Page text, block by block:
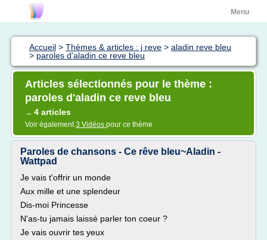
Menu
Accueil > Thèmes & articles : j reve > aladin reve bleu
> paroles d'aladin ce reve bleu
Articles sélectionnés pour le thème :
paroles d'aladin ce reve bleu
→ 4 articles
Voir également3 Vidéos pour ce thème
Paroles de chansons - Ce rêve bleu~Aladin -
Wattpad
Je vais t'offrir un monde
Aux mille et une splendeur
Dis-moi Princesse
N'as-tu jamais laissé parler ton coeur ?
Je vais ouvrir tes yeux